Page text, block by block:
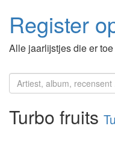
Register
Alle jaarlijstjes die er
Turbo fruits